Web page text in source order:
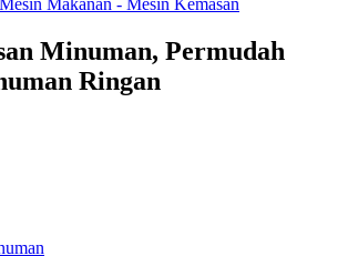
Makanan - Mesin Kemasan
Minuman, Permudah
Ringan